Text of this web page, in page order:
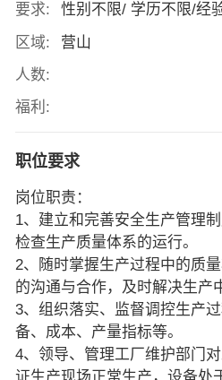
要求:
性别不限/ 学历不限/经
区域:
营山
人数:
福利:
职位要求
岗位职责：
1、建立和完善安全生产管理
检查生产质量体系的运行。
2、随时掌握生产过程中的质
的沟通与合作，及时解决生产
3、组织落实、监督调控生产
备、成本、产量指标等。
4、领导、管理工厂维护部门
证生产现场正常生产，设备处